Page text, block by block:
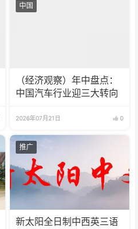
中国
（经济观察）年中盘点：
中国汽车行业迎三大转向
2026年07月21日 0
推广
新太阳全日制中西英三语